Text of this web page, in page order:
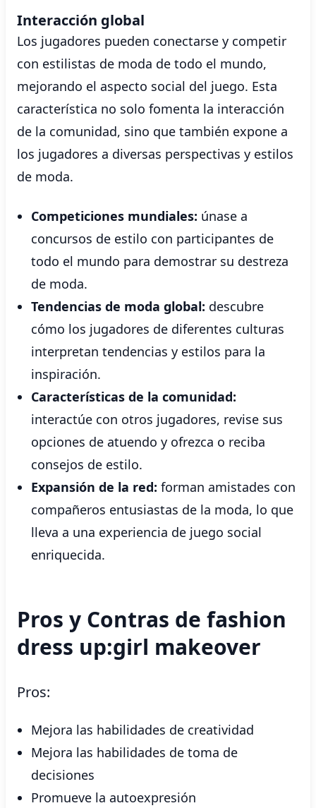
Interacción global
Los jugadores pueden conectarse y competir
con estilistas de moda de todo el mundo,
mejorando el aspecto social del juego. Esta
característica no solo fomenta la interacción
de la comunidad, sino que también expone a
los jugadores a diversas perspectivas y estilos
de moda.
Competiciones mundiales: únase a
concursos de estilo con participantes de
todo el mundo para demostrar su destreza
de moda.
Tendencias de moda global: descubre
cómo los jugadores de diferentes culturas
interpretan tendencias y estilos para la
inspiración.
Características de la comunidad:
interactúe con otros jugadores, revise sus
opciones de atuendo y ofrezca o reciba
consejos de estilo.
Expansión de la red: forman amistades con
compañeros entusiastas de la moda, lo que
lleva a una experiencia de juego social
enriquecida.
Pros y Contras de fashion
dress up:girl makeover
Pros:
Mejora las habilidades de creatividad
Mejora las habilidades de toma de
decisiones
Promueve la autoexpresión